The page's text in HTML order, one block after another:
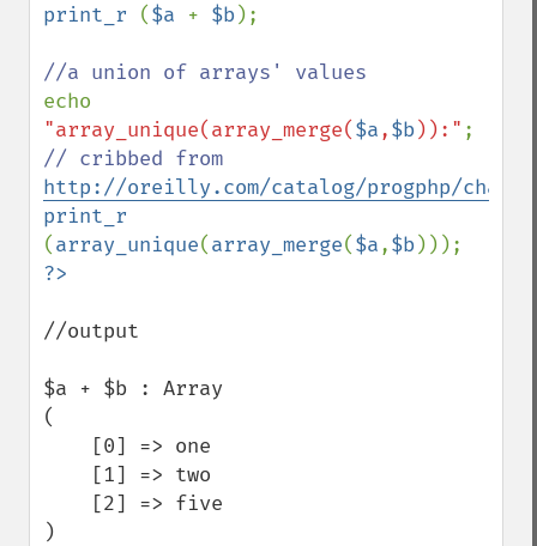
print_r ($a + $b);
"array_unique(array_merge($a,$b)):"
http://oreilly.com/catalog/progphp/
(array_unique(array_merge($a,$b
//output
$a + $b : Array
(
)